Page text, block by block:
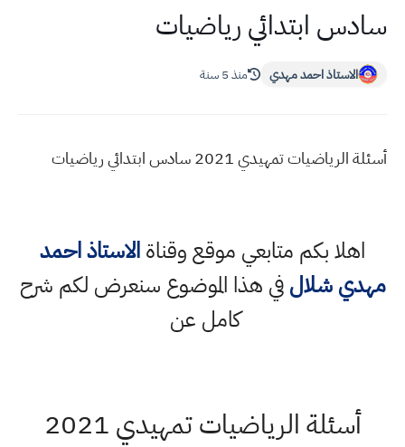
سادس ابتدائي رياضيات
الاستاذ احمد مهدي منذ 5 سنة
أسئلة الرياضيات تمهيدي 2021 سادس ابتدائي رياضيات
اهلا بكم متابعي موقع وقناةالاستاذ احمد
مهدي شلالفي هذا الموضوع سنعرض لكم شرح
كامل عن
أسئلة الرياضيات تمهيدي 2021